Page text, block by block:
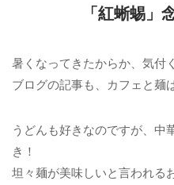
「紅蜥蜴」
暑くなってきたからか、気付
ブログの記事も、カフェと麺
うどんも好きなのですが、中
き！
坦々麺が美味しいと言われる